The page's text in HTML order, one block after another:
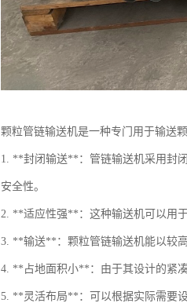
颗粒管链输送机是一种专门用于输送
1. **封闭输送**：管链输送机采用封
安全性。
2. **适应性强**：这种输送机可以用
3. **输送**：颗粒管链输送机能以较
4. **占地面积小**：由于其设计的紧
5. **灵活布局**：可以根据实际需要